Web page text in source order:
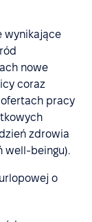
wynikające
nowe
coraz
pracy
zdrowia
well-beingu).
o